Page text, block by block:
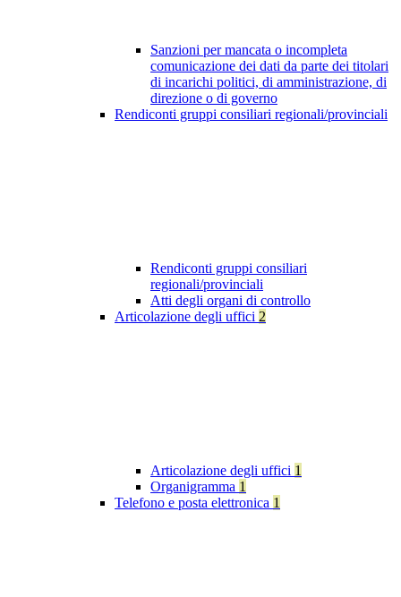
Sanzioni per mancata o incompleta
comunicazione dei dati da parte dei titolari
di incarichi politici, di amministrazione, di
direzione o di governo
Rendiconti gruppi consiliari regionali/provinciali
Rendiconti gruppi consiliari
regionali/provinciali
Atti degli organi di controllo
Articolazione degli uffici 2
Articolazione degli uffici 1
Organigramma 1
Telefono e posta elettronica 1